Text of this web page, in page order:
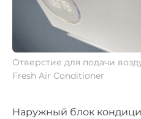
Отверстие для подачи
Fresh Air Conditioner
Наружный блок